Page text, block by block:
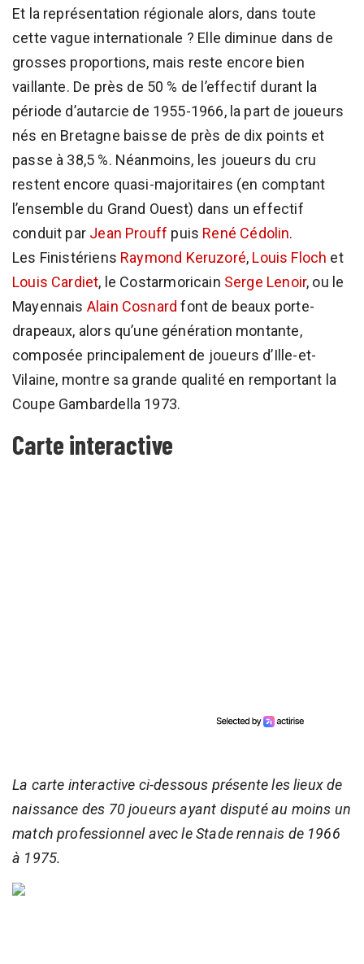
Et la représentation régionale alors, dans toute
cette vague internationale ? Elle diminue dans de
grosses proportions, mais reste encore bien
vaillante. De près de 50 % de l’effectif durant la
période d’autarcie de 1955-1966, la part de joueurs
nés en Bretagne baisse de près de dix points et
passe à 38,5 %. Néanmoins, les joueurs du cru
restent encore quasi-majoritaires (en comptant
l’ensemble du Grand Ouest) dans un effectif
conduit par Jean Prouff puis René Cédolin.
Les Finistériens Raymond Keruzoré, Louis Floch et
Louis Cardiet, le Costarmoricain Serge Lenoir, ou le
Mayennais Alain Cosnard font de beaux porte-
drapeaux, alors qu’une génération montante,
composée principalement de joueurs d’Ille-et-
Vilaine, montre sa grande qualité en remportant la
Coupe Gambardella 1973.
Carte interactive
La carte interactive ci-dessous présente les lieux de
naissance des 70 joueurs ayant disputé au moins un
match professionnel avec le Stade rennais de 1966
à 1975.